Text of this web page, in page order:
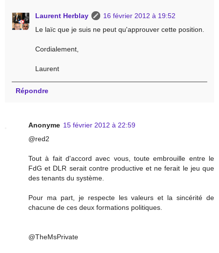
Laurent Herblay
16 février 2012 à 19:52
Le laïc que je suis ne peut qu'approuver cette position.
Cordialement,
Laurent
Répondre
Anonyme 15 février 2012 à 22:59
@red2
Tout à fait d'accord avec vous, toute embrouille entre le
FdG et DLR serait contre productive et ne ferait le jeu que
des tenants du système.
Pour ma part, je respecte les valeurs et la sincérité de
chacune de ces deux formations politiques.
@TheMsPrivate